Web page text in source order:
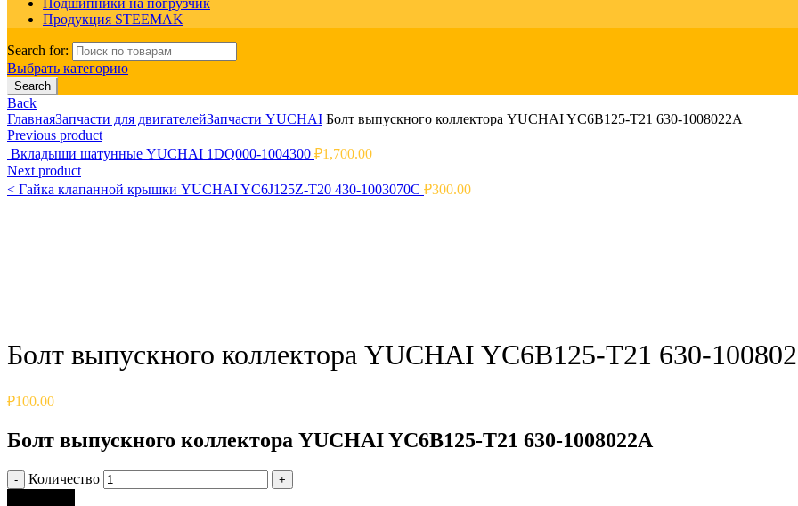
Подшипники на погрузчик
Продукция STEEMAK
Search for:
Выбрать категорию
Search
Back
ГлавнаяЗапчасти для двигателейЗапчасти YUCHAI Болт выпускного коллектора YUCHAI YC6B125-T21 630-1008022A
Previous product
Вкладыши шатунные YUCHAI 1DQ000-1004300 ₽1,700.00
Next product
< Гайка клапанной крышки YUCHAI YC6J125Z-T20 430-1003070C ₽300.00
Болт выпускного коллектора YUCHAI YC6B125-T21 630-
₽100.00
Болт выпускного коллектора YUCHAI YC6B125-T21 630-1008022A
Количество